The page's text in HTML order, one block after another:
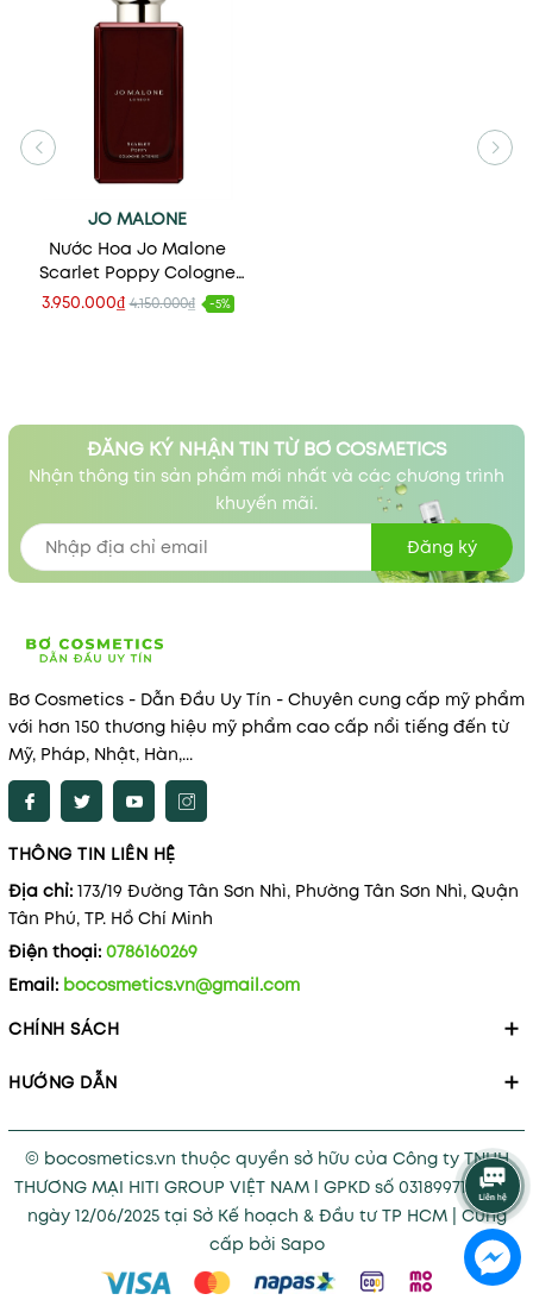
JO MALONE
Nước Hoa Jo Malone
Scarlet Poppy Cologne
Intense
3.950.000₫ 4.150.000₫ -5%
ĐĂNG KÝ NHẬN TIN TỪ BƠ COSMETICS
Nhận thông tin sản phẩm mới nhất và các chương trình
khuyến mãi.
Đăng ký
Bơ Cosmetics - Dẫn Đầu Uy Tín - Chuyên cung cấp mỹ phẩm
với hơn 150 thương hiệu mỹ phẩm cao cấp nổi tiếng đến từ
Mỹ, Pháp, Nhật, Hàn,...
THÔNG TIN LIÊN HỆ
Địa chỉ: 173/19 Đường Tân Sơn Nhì, Phường Tân Sơn Nhì, Quận
Tân Phú, TP. Hồ Chí Minh
Điện thoại: 0786160269
Email: bocosmetics.vn@gmail.com
CHÍNH SÁCH
HƯỚNG DẪN
© bocosmetics.vn thuộc quyền sở hữu của Công ty TNHH
THƯƠNG MẠI HITI GROUP VIỆT NAM l GPKD số 0318997121 cấp
ngày 12/06/2025 tại Sở Kế hoạch & Đầu tư TP HCM Cung
cấp bởi Sapo